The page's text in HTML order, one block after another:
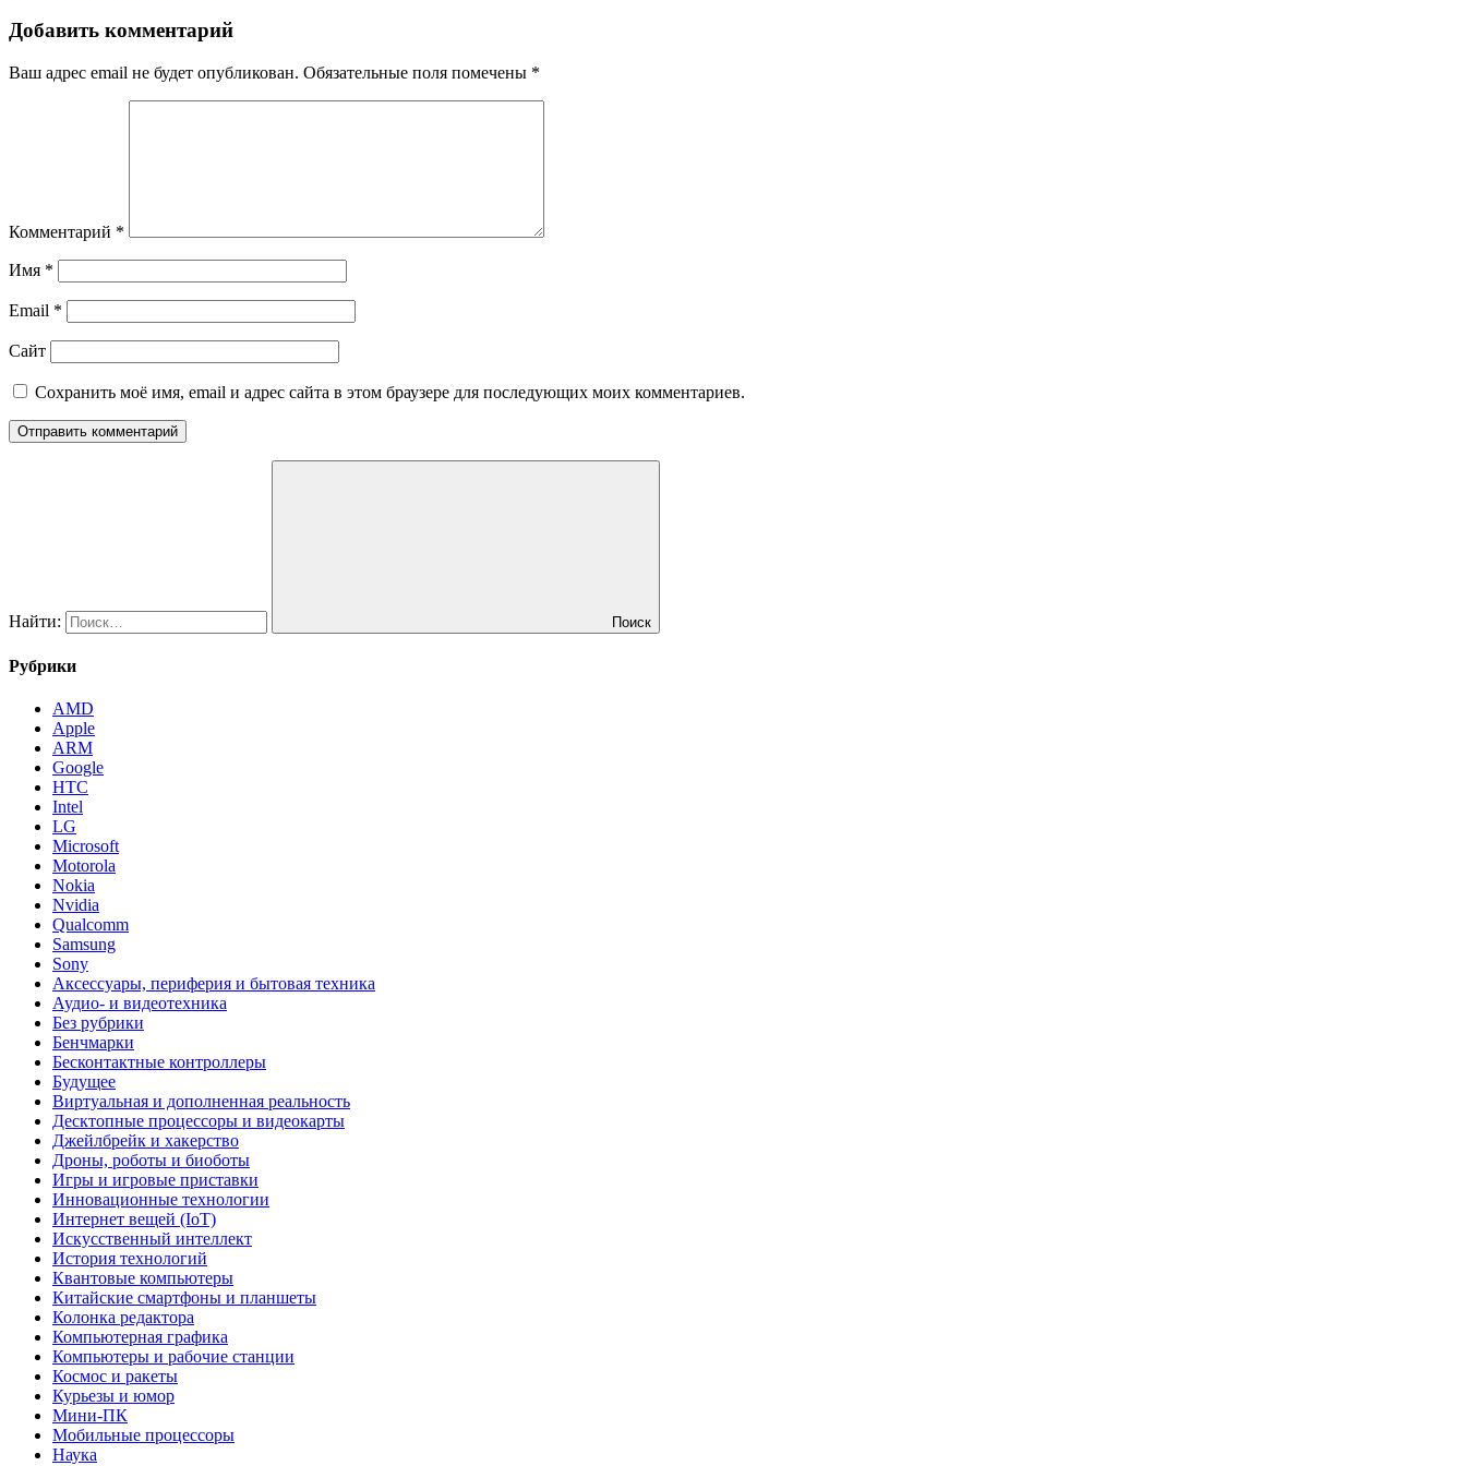
Добавить комментарий
Ваш адрес email не будет опубликован. Обязательные поля помечены *
Комментарий *
Имя *
Email *
Сайт
Сохранить моё имя, email и адрес сайта в этом браузере для последующих моих комментариев.
Найти: Поиск
Рубрики
AMD
Apple
ARM
Google
HTC
Intel
LG
Microsoft
Motorola
Nokia
Nvidia
Qualcomm
Samsung
Sony
Аксессуары, периферия и бытовая техника
Аудио- и видеотехника
Без рубрики
Бенчмарки
Бесконтактные контроллеры
Будущее
Виртуальная и дополненная реальность
Десктопные процессоры и видеокарты
Джейлбрейк и хакерство
Дроны, роботы и биоботы
Игры и игровые приставки
Инновационные технологии
Интернет вещей (IoT)
Искусственный интеллект
История технологий
Квантовые компьютеры
Китайские смартфоны и планшеты
Колонка редактора
Компьютерная графика
Компьютеры и рабочие станции
Космос и ракеты
Курьезы и юмор
Мини-ПК
Мобильные процессоры
Наука